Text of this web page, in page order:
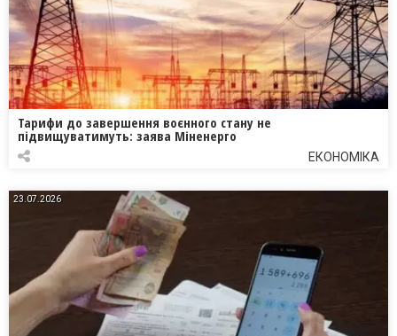
Тарифи до завершення воєнного стану не
підвищуватимуть: заява Міненерго
ЕКОНОМІКА
23.07.2026